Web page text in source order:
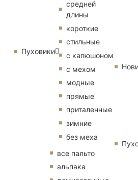
Пуховики
средней
длины
короткие
стильные
с капюшоном
с мехом
модные
прямые
приталенные
зимние
без меха
все пальто
альпака